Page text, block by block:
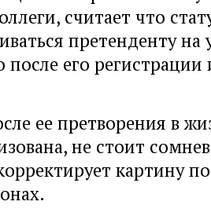
считает что
претенденту на
после его регистрации
ее претворения в
не стоит
картину